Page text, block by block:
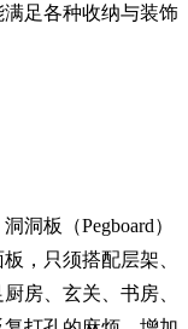
足各种收纳与装饰
洞板（Pegboard）
，只须搭配层架、
房、玄关、书房、